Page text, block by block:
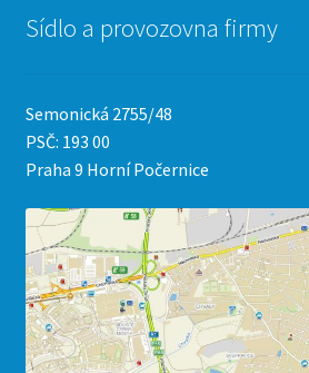
Sídlo a provozovna firmy
Semonická 2755/48
PSČ: 193 00
Praha 9 Horní Počernice